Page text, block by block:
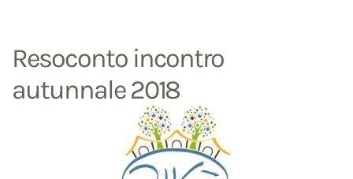
Resoconto incontro
autunnale 2018